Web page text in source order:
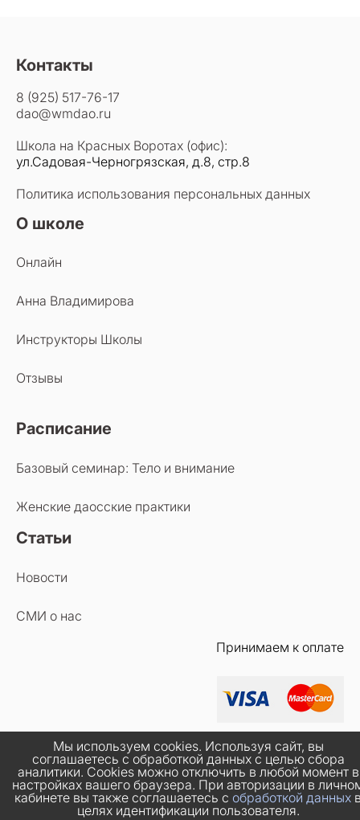
Мы используем cookies. Используя сайт, вы
соглашаетесь с обработкой данных с целью сбора
аналитики. Cookies можно отключить в любой момент в
настройках вашего браузера. При авторизации в
кабинете вы также соглашаетесь с обработкой данных
целях идентификации пользователя.
Контакты
8 (925) 517-76-17
dao@wmdao.ru
Школа на Красных Воротах (офис):
ул.Садовая-Черногрязская, д.8, стр.8
Политика использования персональных данных
О школе
Онлайн
Анна Владимирова
Инструкторы Школы
Отзывы
Расписание
Базовый семинар: Тело и внимание
Женские даосские практики
Статьи
Новости
СМИ о нас
Принимаем к оплате